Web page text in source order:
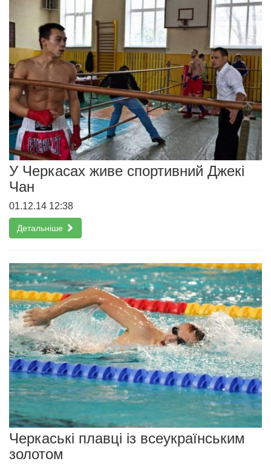
У Черкасах живе спортивний Джекі
Чан
01.12.14 12:38
Детальніше
Черкаські плавці із всеукраїнським
золотом